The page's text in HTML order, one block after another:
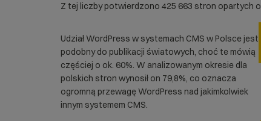
Z tej liczby potwierdzono 425 663 stron opartych o
Udział WordPress w systemach CMS w Polsce jest
podobny do publikacji światowych, choć te mówią
częściej o ok. 60%. W analizowanym okresie dla
polskich stron wynosił on 79,8%, co oznacza
ogromną przewagę WordPress nad jakimkolwiek
innym systemem CMS.